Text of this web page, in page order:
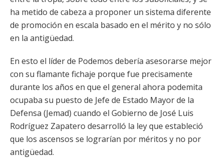
ha metido de cabeza a proponer un sistema diferente
de promoción en escala basado en el mérito y no sólo
en la antigüedad.
En esto el líder de Podemos debería asesorarse mejor
con su flamante fichaje porque fue precisamente
durante los años en que el general ahora podemita
ocupaba su puesto de Jefe de Estado Mayor de la
Defensa (Jemad) cuando el Gobierno de José Luis
Rodríguez Zapatero desarrolló la ley que estableció
que los ascensos se lograrían por méritos y no por
antigüedad.